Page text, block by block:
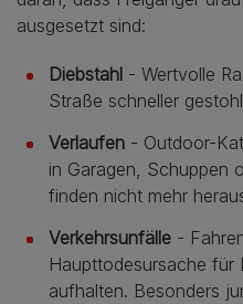
ausgesetzt sind:
Diebstahl - Wertvolle
Straße schneller
Verlaufen - Outdoor-
in Garagen, Schuppen
finden nicht mehr
Verkehrsunfälle -
Haupttodesursache für
aufhalten. Besonders